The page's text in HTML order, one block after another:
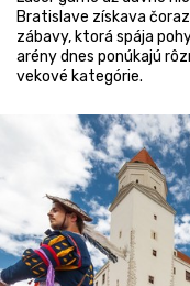
Bratislave získava
zábavy, ktorá spája
arény dnes ponúkajú
vekové kategórie.